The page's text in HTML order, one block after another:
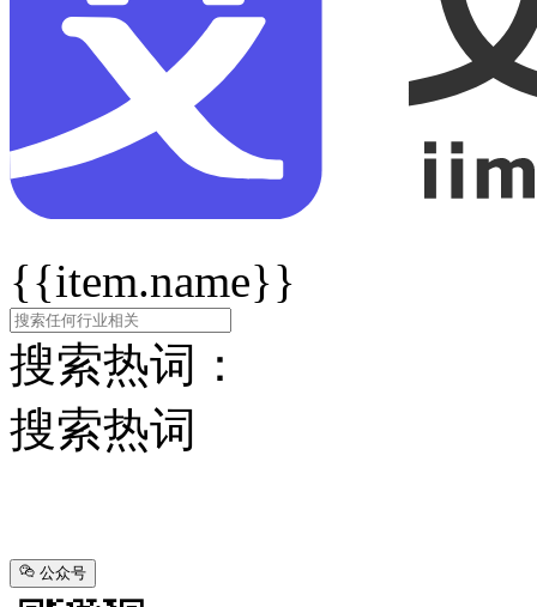
{{item.name}}
搜索热词：
搜索热词
公众号